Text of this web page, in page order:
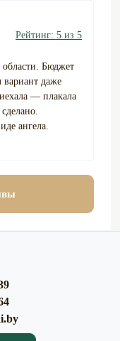
Рейтинг: 5 из 5
области. Бюджет
даже
— плакала
ангела.